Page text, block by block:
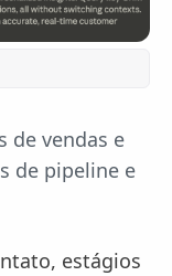
de vendas e
de pipeline e
estágios